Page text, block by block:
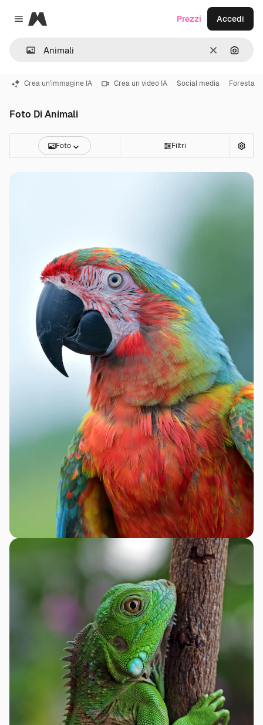
Close menu
Magnific
CancellaCerca
Prezzi Accedi
Crea un'immagine IA Crea un video IA Social media Foresta
Foto Di Animali
Foto Filtri